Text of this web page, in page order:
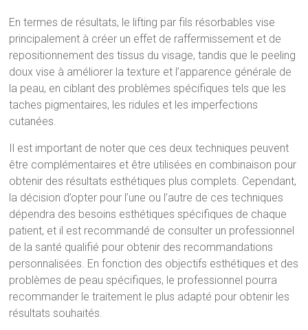
En termes de résultats, le lifting par fils résorbables vise
principalement à créer un effet de raffermissement et de
repositionnement des tissus du visage, tandis que le peeling
doux vise à améliorer la texture et l’apparence générale de
la peau, en ciblant des problèmes spécifiques tels que les
taches pigmentaires, les ridules et les imperfections
cutanées.
Il est important de noter que ces deux techniques peuvent
être complémentaires et être utilisées en combinaison pour
obtenir des résultats esthétiques plus complets. Cependant,
la décision d’opter pour l’une ou l’autre de ces techniques
dépendra des besoins esthétiques spécifiques de chaque
patient, et il est recommandé de consulter un professionnel
de la santé qualifié pour obtenir des recommandations
personnalisées. En fonction des objectifs esthétiques et des
problèmes de peau spécifiques, le professionnel pourra
recommander le traitement le plus adapté pour obtenir les
résultats souhaités.